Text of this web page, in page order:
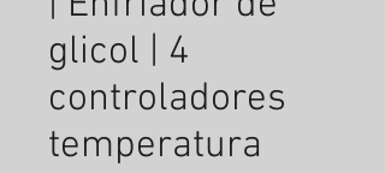
glicol | 4
controladores
temperatura